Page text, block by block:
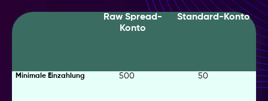
Raw Spread-
Konto
Standard-Konto
Minimale Einzahlung 500 50